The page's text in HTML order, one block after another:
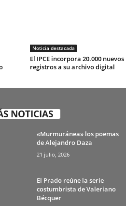
Noticia destacada
El IPCE incorpora 20.000 nuevos
registros a su archivo digital
NOTICIAS
«Murmuránea» los poemas
de Alejandro Daza
21 julio, 2026
El Prado reúne la serie
costumbrista de Valeriano
Bécquer